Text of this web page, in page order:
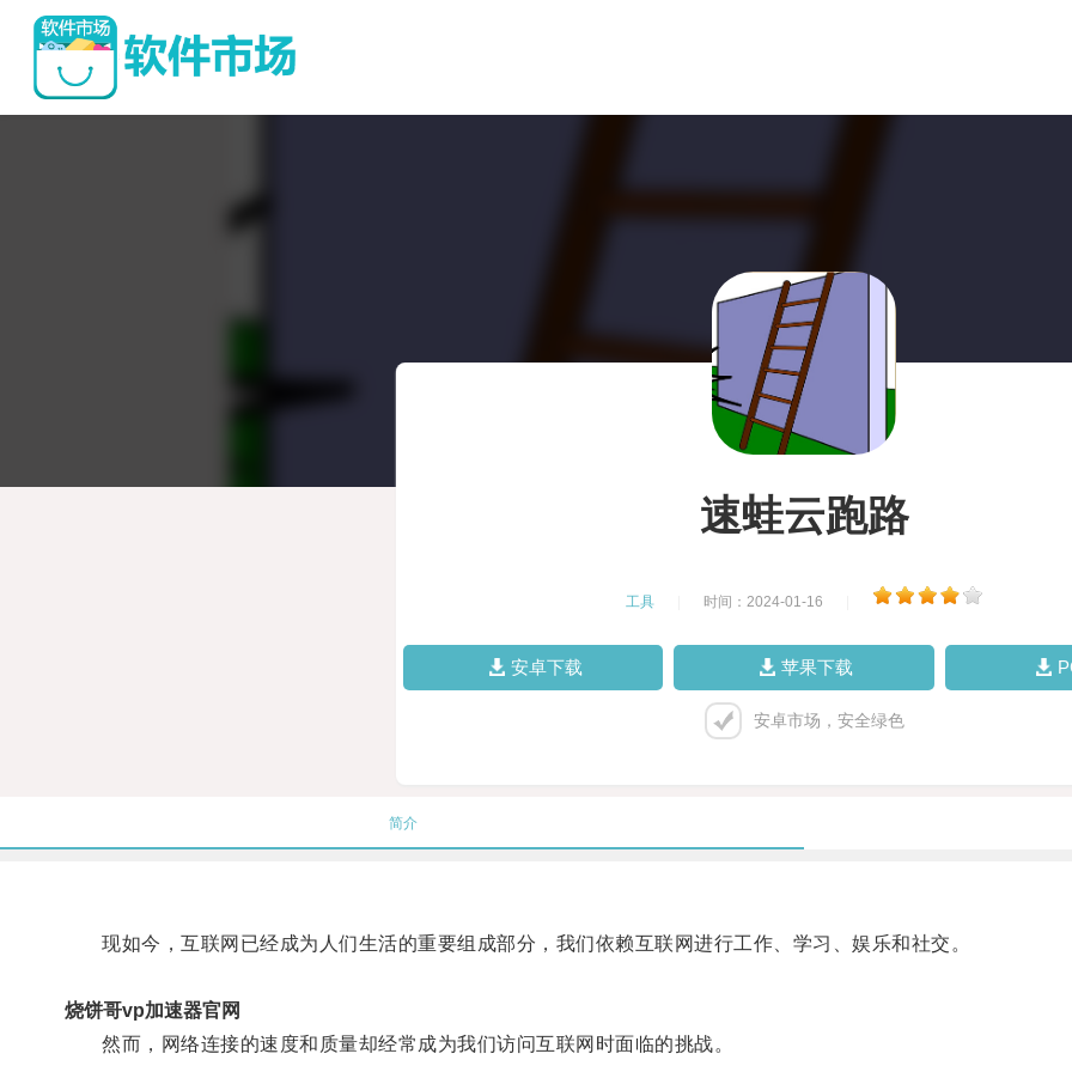
速蛙云跑路
工具 时间：2024-01-16
安卓下载 苹果下载
安卓市场，安全绿色
简介
现如今，互联网已经成为人们生活的重要组成部分，我们依赖互联网进行工作、学习、娱乐和社交。
烧饼哥vp加速器官网
然而，网络连接的速度和质量却经常成为我们访问互联网时面临的挑战。